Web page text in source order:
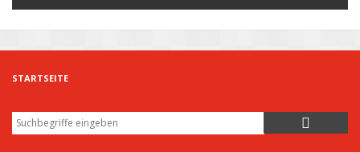
Home Tutorials Fragen Downloads Artikel
STARTSEITE
Suchformular
Suche